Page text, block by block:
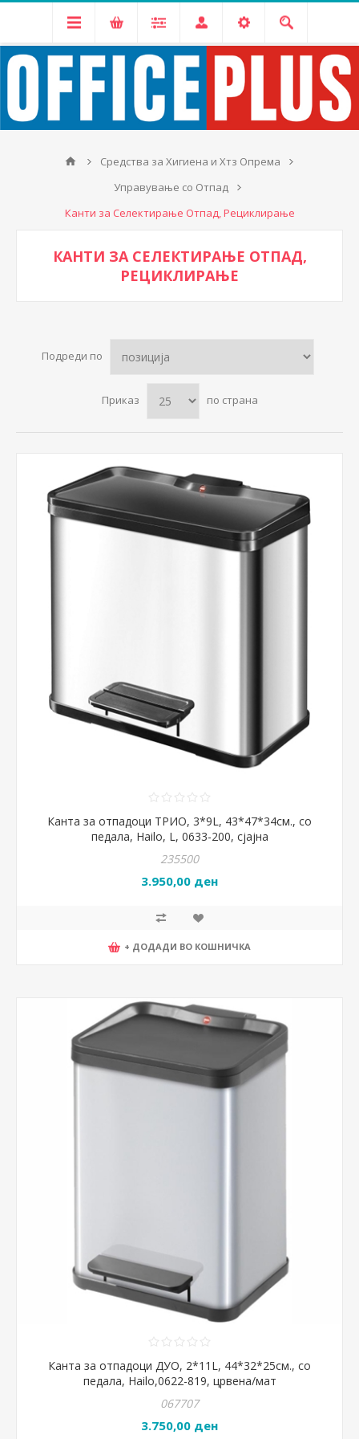
Средства за Хигиена и Хтз Опрема
Управување со Отпад
Канти за Селектирање Отпад, Рециклирање
КАНТИ ЗА СЕЛЕКТИРАЊЕ ОТПАД,
РЕЦИКЛИРАЊЕ
Подреди по
Приказ по страна
Канта за отпадоци ТРИО, 3*9L, 43*47*34см., со
педала, Hailo, L, 0633-200, сјајна
235500
3.950,00 ден
+ ДОДАДИ ВО КОШНИЧКА
Канта за отпадоци ДУО, 2*11L, 44*32*25см., со
педала, Hailo,0622-819, црвена/мат
067707
3.750,00 ден